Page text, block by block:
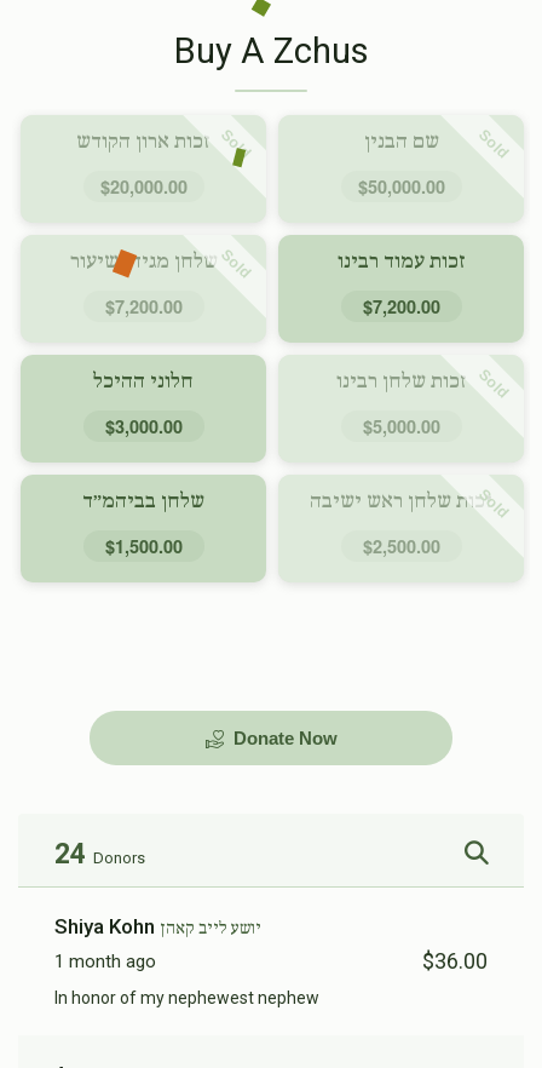
Buy A Zchus
Sold שם הבנין
$50,000.00
Sold זכות ארון הקודש
$20,000.00
זכות עמוד רבינו
$7,200.00
Sold שלחן מגידי שיעור
$7,200.00
Sold זכות שלחן רבינו
$5,000.00
חלוני ההיכל
$3,000.00
Soldזכות שלחן ראש ישיבה
$2,500.00
שלחן בביהמ״ד
$1,500.00
Donate Now
24 Donors
Shiya Kohn יושע לייב קאהן
1 month ago $36.00
In honor of my nephewest nephew